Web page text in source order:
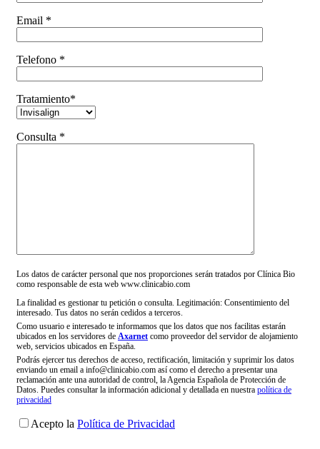
Email *
Telefono *
Tratamiento*
Consulta *
Los datos de carácter personal que nos proporciones serán tratados por Clínica Bio
como responsable de esta web www.clinicabio.com
La finalidad es gestionar tu petición o consulta. Legitimación: Consentimiento del
interesado. Tus datos no serán cedidos a terceros.
Como usuario e interesado te informamos que los datos que nos facilitas estarán
ubicados en los servidores de Axarnet como proveedor del servidor de alojamiento
web, servicios ubicados en España.
Podrás ejercer tus derechos de acceso, rectificación, limitación y suprimir los datos
enviando un email a info@clinicabio.com así como el derecho a presentar una
reclamación ante una autoridad de control, la Agencia Española de Protección de
Datos. Puedes consultar la información adicional y detallada en nuestra política de
privacidad
Acepto la Política de Privacidad